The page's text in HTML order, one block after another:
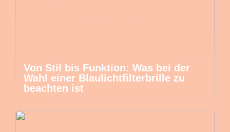
Von Stil bis Funktion: Was bei der
Wahl einer Blaulichtfilterbrille zu
beachten ist